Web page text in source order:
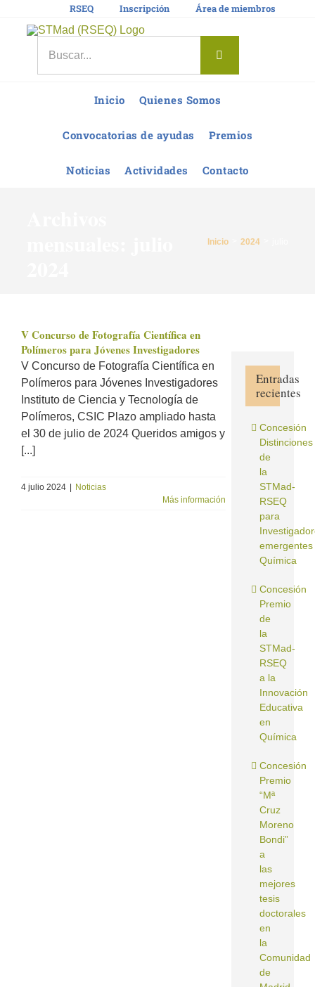
RSEQ Inscripción Área de miembros
Inicio Quienes Somos
Convocatorias de ayudas Premios
Noticias Actividades Contacto
Inicio 2024
V Concurso de Fotografía Científica en
Polímeros para Jóvenes Investigadores
V Concurso de Fotografía Científica en
Polímeros para Jóvenes Investigadores
Instituto de Ciencia y Tecnología de
Polímeros, CSIC Plazo ampliado hasta
el 30 de julio de 2024 Queridos amigos y
[...]
4 julio 2024
Noticias
Más información
Entradas
recientes
Concesión
Distinciones
de
la
STMad-
RSEQ
para
emergentes
Química
Concesión
Premio
de
la
STMad-
RSEQ
a la
Innovación
Educativa
en
Química
Concesión
Premio
“Mª
Cruz
Moreno
Bondi”
a
las
mejores
tesis
doctorales
en
la
Comunidad
de